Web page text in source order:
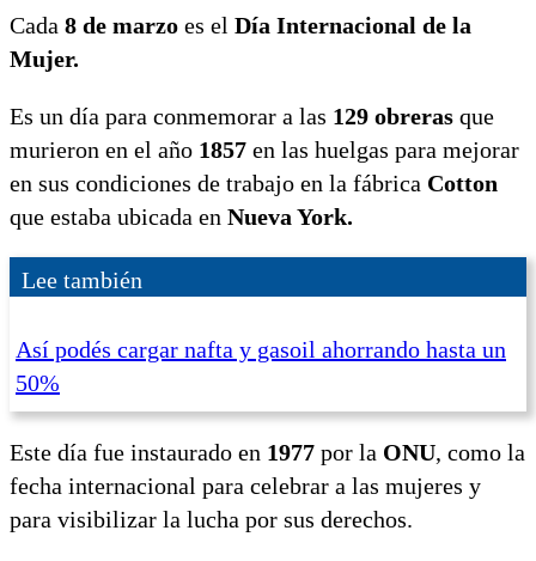
Cada 8 de marzo es el Día Internacional de la
Mujer.
Es un día para conmemorar a las 129 obreras que
murieron en el año 1857 en las huelgas para mejorar
en sus condiciones de trabajo en la fábrica Cotton
que estaba ubicada en Nueva York.
Lee también
Así podés cargar nafta y gasoil ahorrando hasta un
50%
Este día fue instaurado en 1977 por la ONU, como la
fecha internacional para celebrar a las mujeres y
para visibilizar la lucha por sus derechos.